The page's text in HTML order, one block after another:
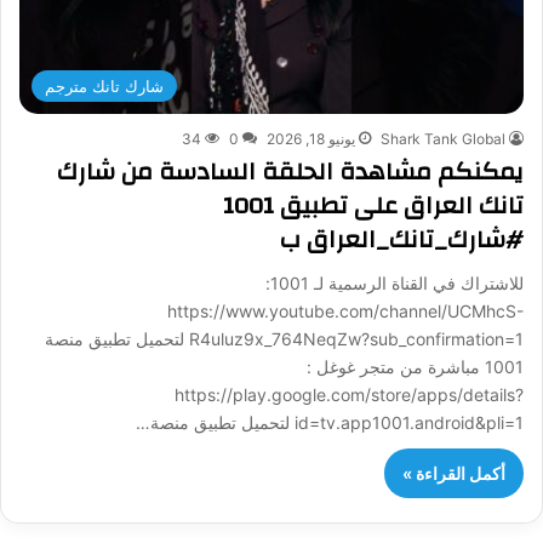
شارك تانك مترجم
Shark Tank Global يونيو 18, 2026 0
34
يمكنكم مشاهدة الحلقة السادسة من شارك
تانك العراق على تطبيق 1001
#شارك_تانك_العراق ب
للاشتراك في القناة الرسمية لـ 1001:
https://www.youtube.com/channel/UCMhcS-
R4uluz9x_764NeqZw?sub_confirmation=1 لتحميل تطبيق منصة
1001 مباشرة من متجر غوغل :
https://play.google.com/store/apps/details?
id=tv.app1001.android&pli=1 لتحميل تطبيق منصة…
أكمل القراءة »